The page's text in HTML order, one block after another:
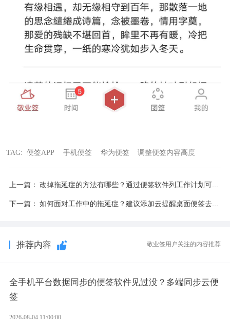
TAG: 便签APP 手机便签 华为便签 调整便签内容高度
上一篇： 改掉拖延症的方法有哪些？通过便签软件列工作计划可克服拖延症
下一篇： 如何面对工作中的拖延症？建议添加云提醒桌面便签去克服
推荐内容 敬业签用户关注的内容推荐
全手机平台数据同步的便签软件见过没？多端同步云便
签
2026-08-04 11:00:00